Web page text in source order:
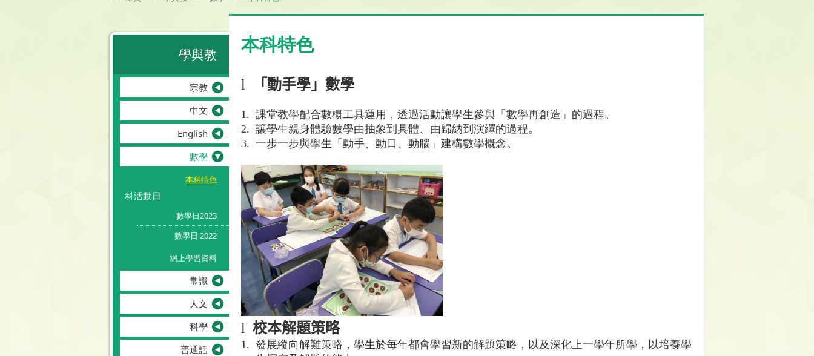
本科特色
l 「動手學」數學
1. 課堂教學配合數概工具運用，透過活動讓學生參與「數學再創造」的過程。
2. 讓學生親身體驗數學由抽象到具體、由歸納到演繹的過程。
3. 一步一步與學生「動手、動口、動腦」建構數學概念。
l 校本解題策略
1. 發展縱向解難策略，學生於每年都會學習新的解題策略，以及深化上一學年所學，以培養學
學與教
宗教
中文
English
數學
本科特色
科活動日
數學日2023
數學日 2022
網上學習資料
常識
人文
科學
普通話